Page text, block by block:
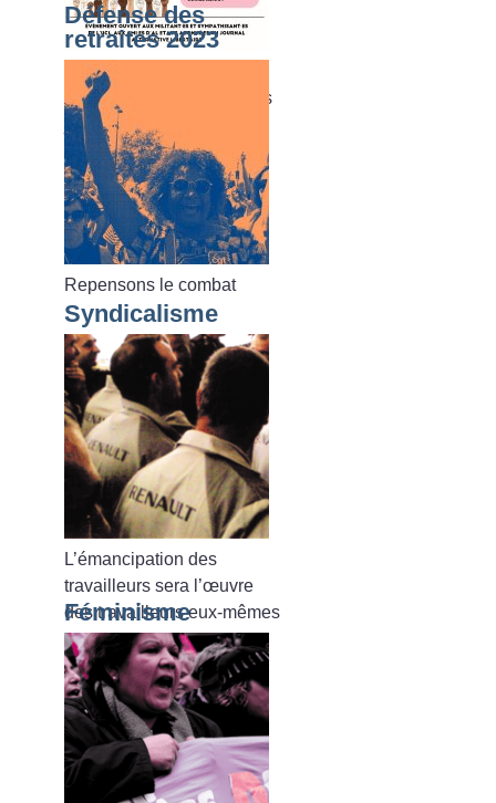
Du dimanche 02 août au
vendredi 07 août 2026, les
journées d’été de l’UCL
Défense des
retraites 2023
Repensons le combat
Syndicalisme
L’émancipation des
travailleurs sera l’œuvre
des travailleurs eux-mêmes
Féminisme